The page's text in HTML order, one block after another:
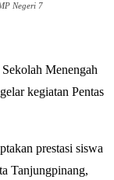
Negeri 7
Sekolah Menengah
kegiatan Pentas
prestasi siswa
Tanjungpinang,